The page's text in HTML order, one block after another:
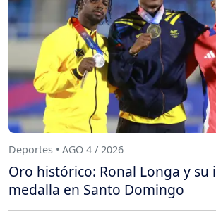
Deportes • AGO 4 / 2026
Oro histórico: Ronal Longa y su
medalla en Santo Domingo